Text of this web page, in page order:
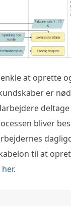
at oprette
er
deltage
bliver
til at
.